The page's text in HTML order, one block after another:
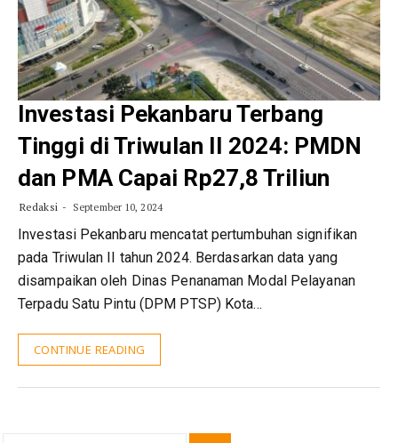
Investasi Pekanbaru Terbang
Tinggi di Triwulan II 2024: PMDN
dan PMA Capai Rp27,8 Triliun
Redaksi September 10, 2024
Investasi Pekanbaru mencatat pertumbuhan signifikan
pada Triwulan II tahun 2024. Berdasarkan data yang
disampaikan oleh Dinas Penanaman Modal Pelayanan
Terpadu Satu Pintu (DPM PTSP) Kota…
CONTINUE READING